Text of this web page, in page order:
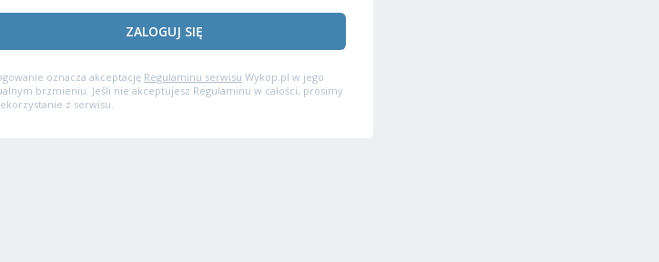
ZALOGUJ SIĘ
oznacza akceptację Regulaminu serwisu Wykop.pl w jego
brzmieniu. Jeśli nie akceptujesz Regulaminu w całości, prosimy
z serwisu.